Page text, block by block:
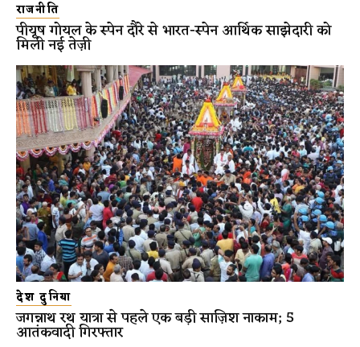
राजनीति
पीयूष गोयल के स्पेन दौरे से भारत-स्पेन आर्थिक साझेदारी को
मिली नई तेज़ी
देश दुनिया
जगन्नाथ रथ यात्रा से पहले एक बड़ी साज़िश नाकाम; 5
आतंकवादी गिरफ्तार